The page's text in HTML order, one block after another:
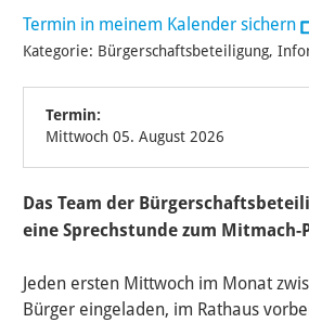
Termin in meinem Kalender sichern
Kategorie: Bürgerschaftsbeteiligung,
Termin:
Mittwoch 05. August 2026
Das Team der
eine Sprechstunde zum
Jeden ersten Mittwoch im Monat
Bürger eingeladen, im Rathaus